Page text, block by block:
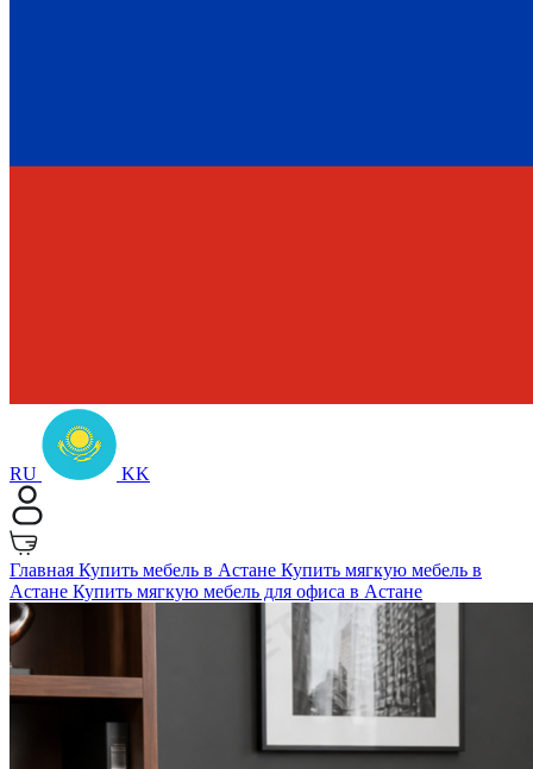
RU KK
Главная Купить мебель в Астане Купить мягкую мебель в
Астане Купить мягкую мебель для офиса в Астане